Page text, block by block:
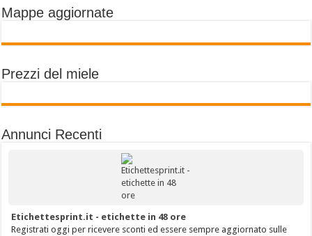
Mappe aggiornate
Prezzi del miele
Annunci Recenti
Etichettesprint.it - etichette in 48 ore
Registrati oggi per ricevere sconti ed essere sempre aggiornato sulle